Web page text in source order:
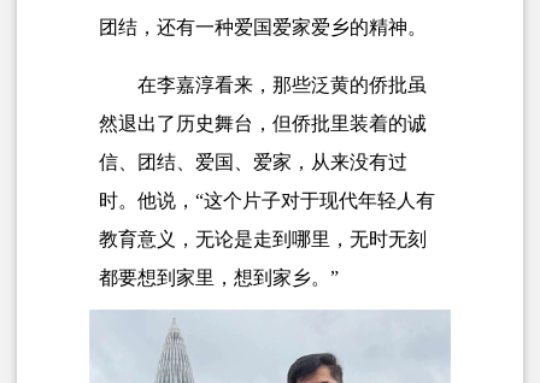
团结，还有一种爱国爱家爱乡的精神。
在李嘉淳看来，那些泛黄的侨批虽
然退出了历史舞台，但侨批里装着的诚
信、团结、爱国、爱家，从来没有过
时。他说，“这个片子对于现代年轻人有
教育意义，无论是走到哪里，无时无刻
都要想到家里，想到家乡。”